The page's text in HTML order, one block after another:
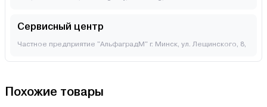
Сервисный центр
Частное предприятие "АльфаградМ" г. Минск, ул. Лещинского, 8,
Похожие товары